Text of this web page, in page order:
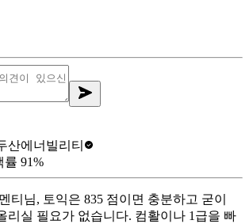
산에너빌리티
률 91%
티님, 토익은 835 점이면 충분하고 굳이
리실 필요가 없습니다. 컴활이나 1급을 빠